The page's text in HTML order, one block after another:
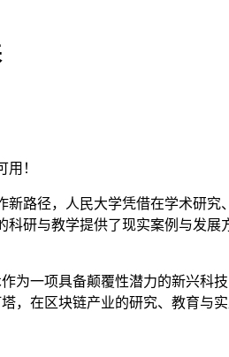
！
新路径，人民大学凭借在学术研
研与教学提供了现实案例与发
为一项具备颠覆性潜力的新兴
，在区块链产业的研究、教育与